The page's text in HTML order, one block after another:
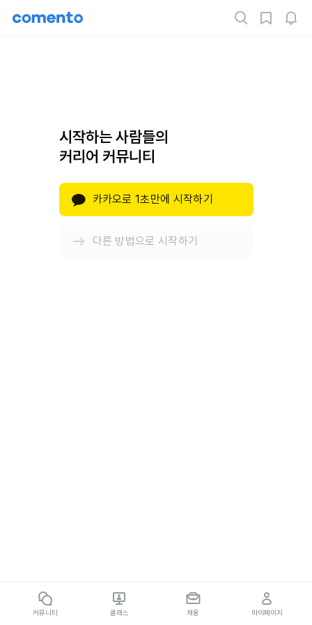
시작하는 사람들의
커리어 커뮤니티
카카오로 1초만에 시작하기
다른 방법으로 시작하기
커뮤니티 클래스 채용 마이페이지